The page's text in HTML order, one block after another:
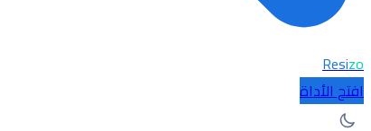
Resizo
افتح الأداة